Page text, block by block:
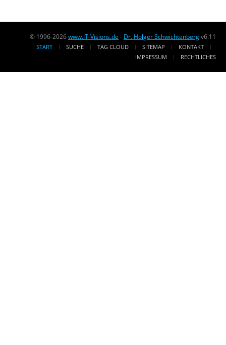
© 1996-2026www.IT-Visions.de - Dr. Holger Schwichtenbergv6.11
START SUCHE TAG CLOUD SITEMAP
KONTAKT
IMPRESSUM
RECHTLICHES